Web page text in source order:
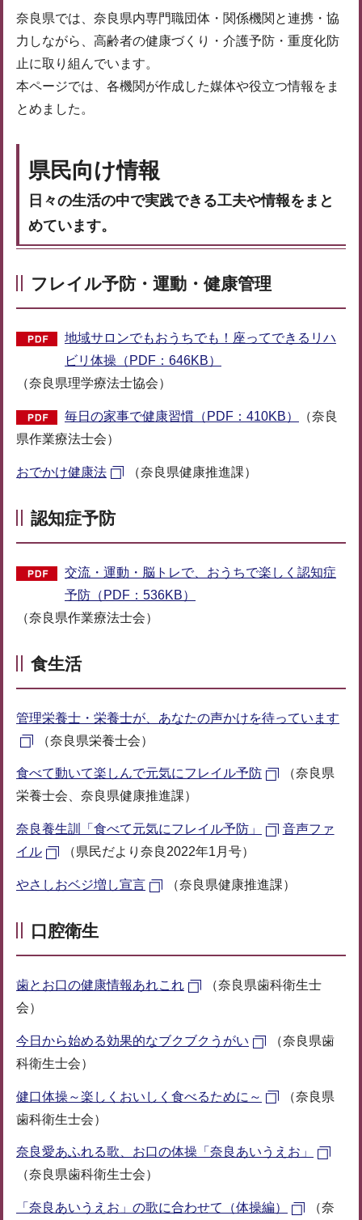
奈良県では、奈良県内専門職団体・関係機関と連携・協
力しながら、高齢者の健康づくり・介護予防・重度化防
止に取り組んでいます。
本ページでは、各機関が作成した媒体や役立つ情報をま
とめました。
県民向け情報
日々の生活の中で実践できる工夫や情報をまと
めています。
フレイル予防・運動・健康管理
地域サロンでもおうちでも！座ってできるリハ
ビリ体操（PDF：646KB）
（奈良県理学療法士協会）
毎日の家事で健康習慣（PDF：410KB）
（奈良
県作業療法士会）
おでかけ健康法 （奈良県健康推進課）
認知症予防
交流・運動・脳トレで、おうちで楽しく認知症
予防（PDF：536KB）
（奈良県作業療法士会）
食生活
管理栄養士・栄養士が、あなたの声かけを待っています
（奈良県栄養士会）
食べて動いて楽しんで元気にフレイル予防
（奈良県
栄養士会、奈良県健康推進課）
奈良養生訓「食べて元気にフレイル予防」
音声ファ
イル
（県民だより奈良2022年1月号）
やさしおベジ増し宣言 （奈良県健康推進課）
口腔衛生
歯とお口の健康情報あれこれ
（奈良県歯科衛生士
会）
今日から始める効果的なブクブクうがい
（奈良県歯
科衛生士会）
健口体操～楽しくおいしく食べるために～
（奈良県
歯科衛生士会）
奈良愛あふれる歌、お口の体操「奈良あいうえお」
（奈良県歯科衛生士会）
「奈良あいうえお」の歌に合わせて（体操編） （奈